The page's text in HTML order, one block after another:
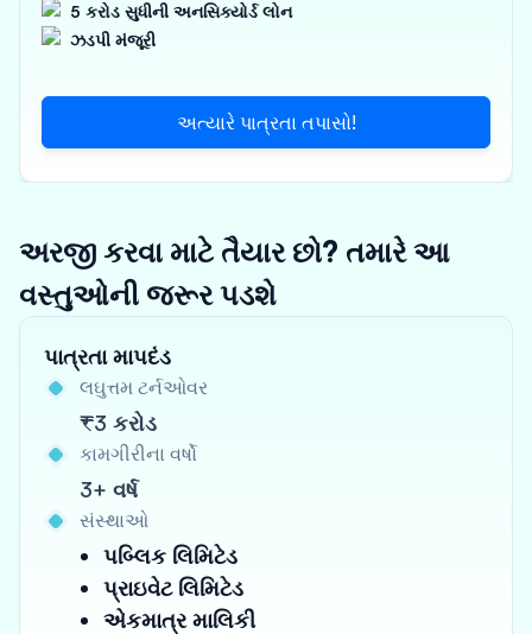
5 કરોડ સુધીની અનસિક્યોર્ડ લોન
ઝડપી મંજૂરી
અત્યારે પાત્રતા તપાસો!
અરજી કરવા માટે તૈયાર છો? તમારે આ
વસ્તુઓની જરૂર પડશે
પાત્રતા માપદંડ
લઘુત્તમ ટર્નઓવર
₹3 કરોડ
કામગીરીના વર્ષો
3+ વર્ષ
સંસ્થાઓ
પબ્લિક લિમિટેડ
પ્રાઇવેટ લિમિટેડ
એકમાત્ર માલિકી